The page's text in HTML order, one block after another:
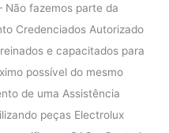
Não fazemos parte da
Credenciados Autorizado
e capacitados para
possível do mesmo
de uma Assistência
peças Electrolux